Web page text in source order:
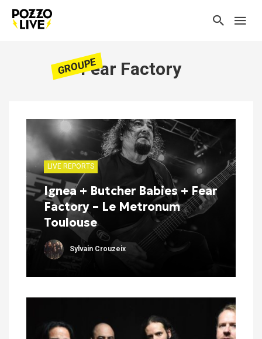
GROUPEFear Factory
LIVE REPORTS
Ignea + Butcher Babies + Fear
Factory – Le Metronum
Toulouse
Sylvain Crouzeix